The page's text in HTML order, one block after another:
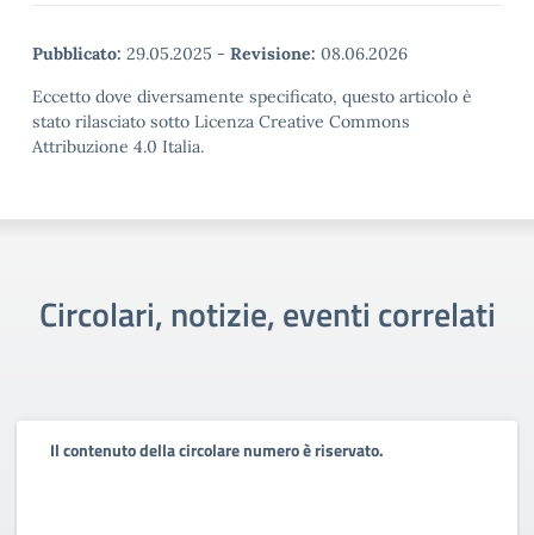
Pubblicato: 29.05.2025 - Revisione: 08.06.2026
Eccetto dove diversamente specificato, questo articolo è
stato rilasciato sotto Licenza Creative Commons
Attribuzione 4.0 Italia.
Circolari, notizie, eventi correlati
Il contenuto della circolare numero è riservato.